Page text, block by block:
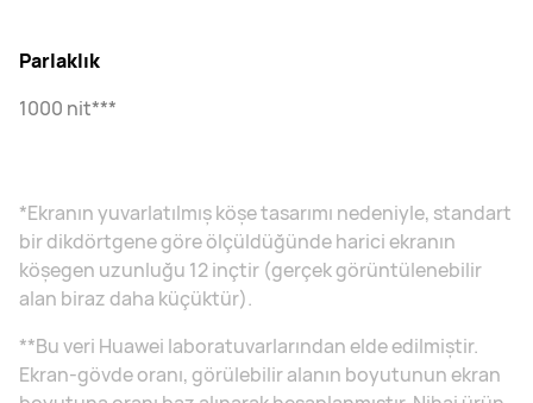
Parlaklık
1000 nit***
*Ekranın yuvarlatılmış köşe tasarımı nedeniyle, standart
bir dikdörtgene göre ölçüldüğünde harici ekranın
köşegen uzunluğu 12 inçtir (gerçek görüntülenebilir
alan biraz daha küçüktür).
**Bu veri Huawei laboratuvarlarından elde edilmiştir.
Ekran-gövde oranı, görülebilir alanın boyutunun ekran